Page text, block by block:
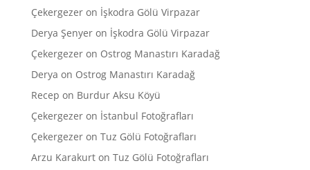
Çekergezeron İşkodra Gölü Virpazar
Derya Şenyeron İşkodra Gölü Virpazar
Çekergezeron Ostrog Manastırı Karadağ
Derya on Ostrog Manastırı Karadağ
Recep on Burdur Aksu Köyü
Çekergezeron İstanbul Fotoğrafları
Çekergezeron Tuz Gölü Fotoğrafları
Arzu Karakurton Tuz Gölü Fotoğrafları